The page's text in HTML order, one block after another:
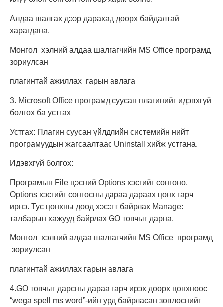
Алдаа шалгах дээр дарахад доорх байдалтай
харагдана.
Монгол хэлний алдаа шалгагчийн MS Office програмд
зориулсан
плагинтай ажиллах гарын авлага
3. Microsoft Office програмд суусан плагинийг идэвхгүй
болгох ба устгах
Устгах: Плагин суусан үйлдлийн системийн нийт
програмуудын жагсаалтаас Uninstall хийж устгана.
Идэвхгүй болгох:
Програмын File цэсний Options хэсгийг сонгоно.
Options хэсгийг сонгосны дараа дараах цонх гарч
ирнэ. Тус цонхны доод хэсэгт байрлах Manage:
талбарын хажууд байрлах GO товчыг дарна.
Монгол хэлний алдаа шалгагчийн MS Office програмд
зориулсан
плагинтай ажиллах гарын авлага
4.GO товчыг дарсны дараа гарч ирэх доорх цонхноос
“wega spell ms word”-ийн урд байрласан зөвлөснийг